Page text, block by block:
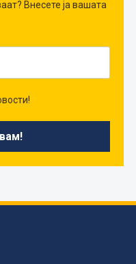
Внесете ја вашата